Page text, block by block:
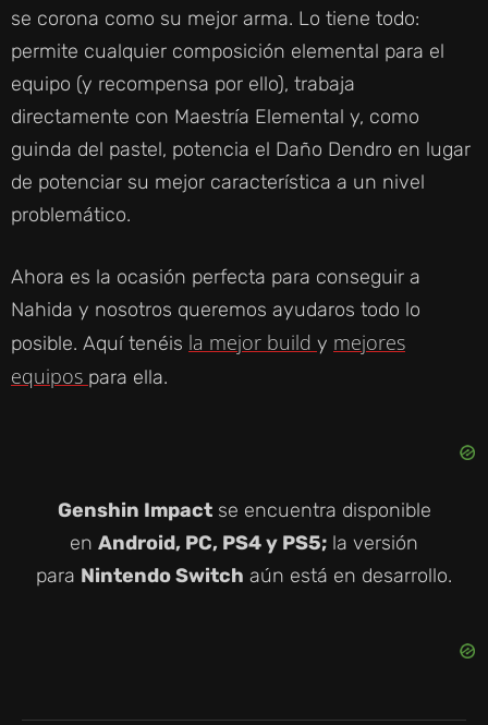
se corona como su mejor arma. Lo tiene todo:
permite cualquier composición elemental para el
equipo (y recompensa por ello), trabaja
directamente con Maestría Elemental y, como
guinda del pastel, potencia el Daño Dendro en lugar
de potenciar su mejor característica a un nivel
problemático.
Ahora es la ocasión perfecta para conseguir a
Nahida y nosotros queremos ayudaros todo lo
posible. Aquí tenéis la mejor build y mejores
equipos para ella.
Genshin Impactse encuentra disponible
en Android, PC, PS4 y PS5; la versión
para Nintendo Switch aún está en desarrollo.